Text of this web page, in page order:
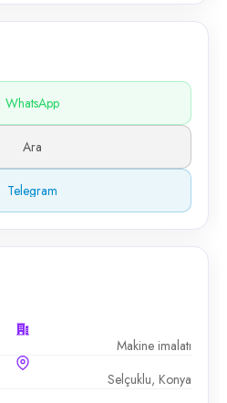
WhatsApp
Ara
Telegram
Makine imalatı
Selçuklu, Konya